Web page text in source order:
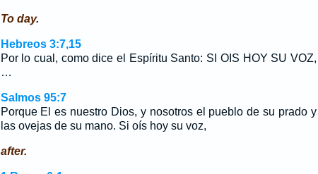
To day.
Hebreos 3:7,15
Por lo cual, como dice el Espíritu Santo: SI OIS HOY SU VOZ,
…
Salmos 95:7
Porque El es nuestro Dios, y nosotros el pueblo de su prado y
las ovejas de su mano. Si oís hoy su voz,
after.